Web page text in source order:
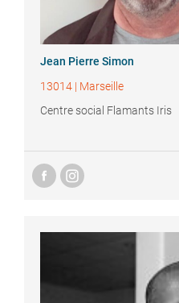
Jean Pierre Simon
13014 | Marseille
Centre social Flamants Iris